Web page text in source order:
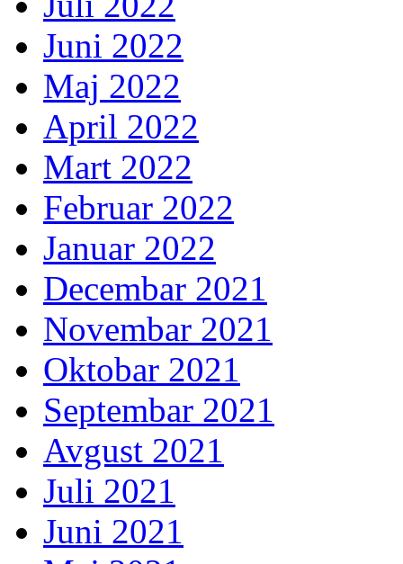
Juni 2022
Maj 2022
April 2022
Mart 2022
Februar 2022
Januar 2022
Decembar 2021
Novembar 2021
Oktobar 2021
Septembar 2021
Avgust 2021
Juli 2021
Juni 2021